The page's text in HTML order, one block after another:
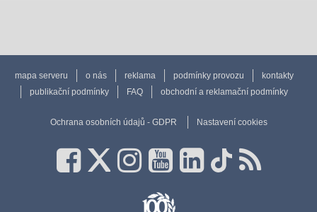
mapa serveru o nás reklama podmínky provozu
kontakty
publikační podmínky
FAQ obchodní a reklamační podmínky
Ochrana osobních údajů - GDPR Nastavení cookies